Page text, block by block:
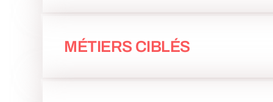
MÉTIERS CIBLÉS